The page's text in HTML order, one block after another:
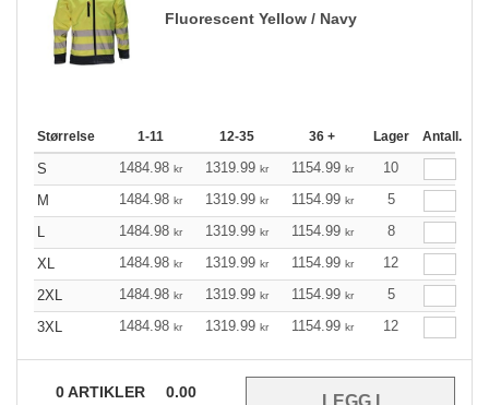
Fluorescent Yellow / Navy
Størrelse 1-11 12-35 36 + Lager Antall.
S 1484.98 kr 1319.99 kr 1154.99 kr
10
M
1484.98 kr 1319.99 kr 1154.99 kr
5
L
1484.98 kr 1319.99 kr 1154.99 kr
8
XL
1484.98 kr 1319.99 kr 1154.99 kr
12
2XL
1484.98 kr 1319.99 kr 1154.99 kr
5
3XL
1484.98 kr 1319.99 kr 1154.99 kr 12
0ARTIKLER
0.00